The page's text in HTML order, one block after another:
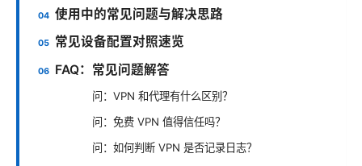
使用中的常见问题与解决思路
常见设备配置对照速览
FAQ：常见问题解答
问：VPN 和代理有什么区别？
问：免费 VPN 值得信任吗？
问：如何判断 VPN 是否记录日志？